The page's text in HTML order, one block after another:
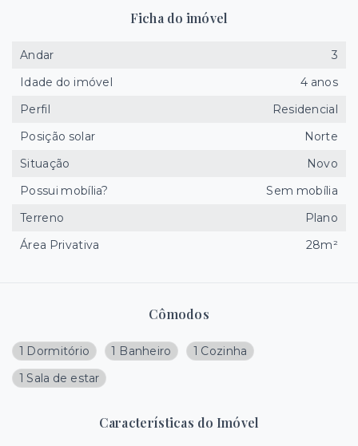
Cômodos
1 Dormitório 1 Banheiro
1 Cozinha
1 Sala de estar
Características do Imóvel
Ficha do imóvel
Andar
3
Idade do imóvel
4 anos
Perfil
Residencial
Posição solar
Norte
Situação
Novo
Possui mobília?
Sem mobília
Terreno
Plano
Área Privativa
28m²